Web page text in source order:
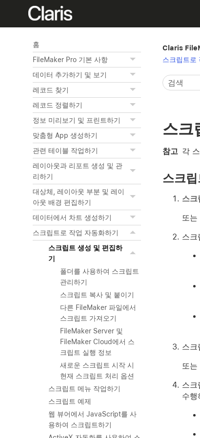
홈
FileMaker Pro 기본 사항
데이터 추가하기 및 보기
레코드 찾기
레코드 정렬하기
정보 미리보기 및 프린트하기
맞춤형 App 생성하기
관련 테이블 작업하기
레이아웃과 리포트 생성 및 관
리하기
대상체, 레이아웃 부분 및 레이
아웃 배경 편집하기
데이터에서 차트 생성하기
스크립트로 작업 자동화하기
스크립트 생성 및 편집하
기
폴더를 사용하여 스크립트
관리하기
스크립트 복사 및 붙이기
다른 FileMaker 파일에서
스크립트 가져오기
FileMaker Server 및
FileMaker Cloud에서 스
크립트 실행 정보
새로운 스크립트 시작 시
현재 스크립트 처리 옵션
스크립트 메뉴 작업하기
스크립트 예제
웹 뷰어에서 JavaScript를 사
용하여 스크립트하기
Claris
스크립트로
스크
참고 각
스크
스크
또는
스크
스크
또는
스
수행